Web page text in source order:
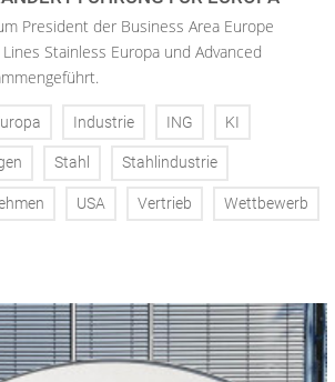
President der Business Area Europe
Stainless Europa und Advanced
Industrie ING KI
Stahl Stahlindustrie
USA Vertrieb Wettbewerb